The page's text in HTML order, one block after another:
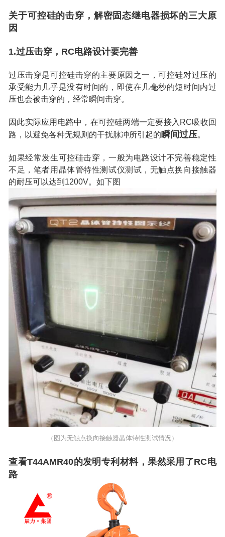
关于可控硅的击穿，解密固态继电器损坏的三大原
因
1.过压击穿，RC电路设计要完善
过压击穿是可控硅击穿的主要原因之一，可控硅对过压的
承受能力几乎是没有时间的，即使在几毫秒的短时间内过
压也会被击穿的，经常瞬间击穿。
因此实际应用电路中，在可控硅两端一定要接入RC吸收回
路，以避免各种无规则的干扰脉冲所引起的瞬间过压。
如果经常发生可控硅击穿，一般为电路设计不完善稳定性
不足，笔者用晶体管特性测试仪测试，无触点换向接触器
的耐压可以达到1200V。如下图
（图为无触点换向接触器晶体特性测试情况）
查看T44AMR40的发明专利材料，果然采用了RC电
路